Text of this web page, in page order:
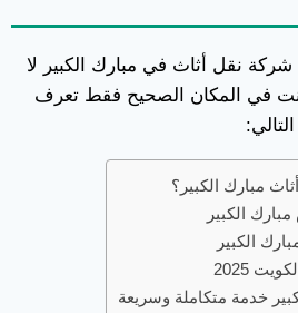
نقل أثاث في مبارك الكبير لا
في المكان الصحيح فقط تعرف
مبارك الكبير؟
الكبير
الكبير
2025
خدمة متكاملة وسريعة